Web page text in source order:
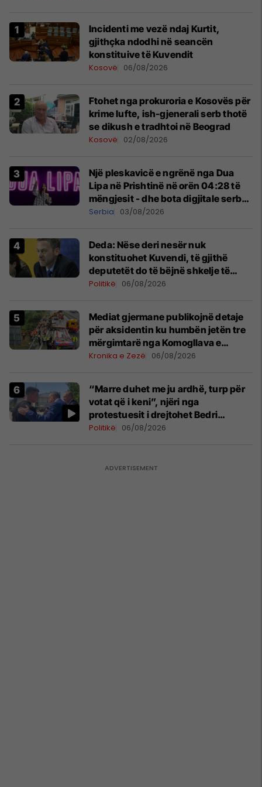
Incidenti me vezë ndaj Kurtit,
gjithçka ndodhi në seancën
konstituive të Kuvendit
Kosovë 06/08/2026
Ftohet nga prokuroria e Kosovës për
krime lufte, ish-gjenerali serb thotë
se dikush e tradhtoi në Beograd
Kosovë 02/08/2026
Një pleskavicë e ngrënë nga Dua
Lipa në Prishtinë në orën 04:28 të
mëngjesit - dhe bota digjitale serbe
shpall gjendjen e luftës
Serbia 03/08/2026
Deda: Nëse deri nesër nuk
konstituohet Kuvendi, të gjithë
deputetët do të bëjnë shkelje të
rëndë kushtetuese
Politikë 06/08/2026
Mediat gjermane publikojnë detaje
për aksidentin ku humbën jetën tre
mërgimtarë nga Komogllava e
Ferizajt
Kronika e Zezë 06/08/2026
“Marre duhet me ju ardhë, turp për
votat që i keni”, njëri nga
protestuesit i drejtohet Bedri
Hamzës
Politikë 06/08/2026